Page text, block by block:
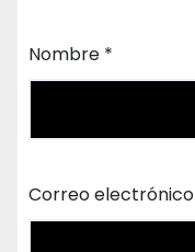
Nombre *
Correo electrónico